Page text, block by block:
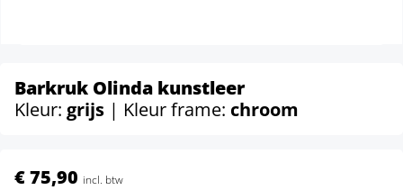
Barkruk Olinda kunstleer
Kleur: grijs | Kleur frame: chroom
€ 75,90 incl. btw